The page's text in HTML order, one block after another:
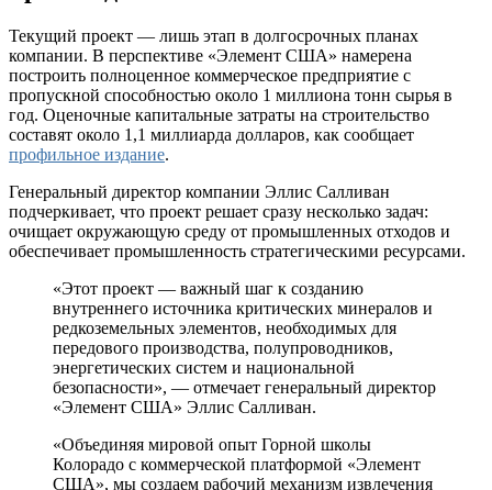
Текущий проект — лишь этап в долгосрочных планах
компании. В перспективе «Элемент США» намерена
построить полноценное коммерческое предприятие с
пропускной способностью около 1 миллиона тонн сырья в
год. Оценочные капитальные затраты на строительство
составят около 1,1 миллиарда долларов, как сообщает
профильное издание.
Генеральный директор компании Эллис Салливан
подчеркивает, что проект решает сразу несколько задач:
очищает окружающую среду от промышленных отходов и
обеспечивает промышленность стратегическими ресурсами.
«Этот проект — важный шаг к созданию
внутреннего источника критических минералов и
редкоземельных элементов, необходимых для
передового производства, полупроводников,
энергетических систем и национальной
безопасности», — отмечает генеральный директор
«Элемент США» Эллис Салливан.
«Объединяя мировой опыт Горной школы
Колорадо с коммерческой платформой «Элемент
США», мы создаем рабочий механизм извлечения